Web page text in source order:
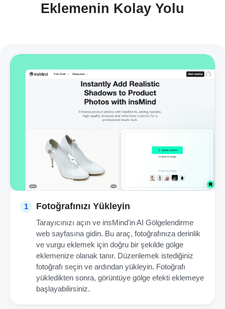
Eklemenin Kolay Yolu
1 Fotoğrafınızı Yükleyin
Tarayıcınızı açın ve insMind'in AI Gölgelendirme
web sayfasına gidin. Bu araç, fotoğrafınıza derinlik
ve vurgu eklemek için doğru bir şekilde gölge
eklemenize olanak tanır. Düzenlemek istediğiniz
fotoğrafı seçin ve ardından yükleyin. Fotoğrafı
yükledikten sonra, görüntüye gölge efekti eklemeye
başlayabilirsiniz.